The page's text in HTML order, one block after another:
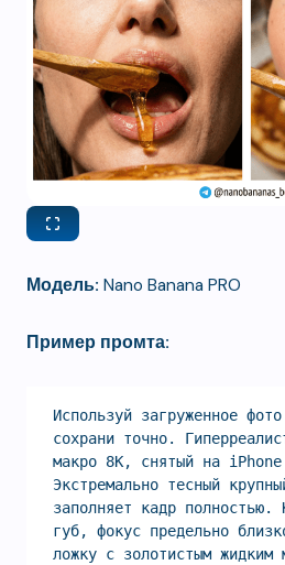
Модель: Nano Banana PRO
Пример промта:
Используй загруженное
сохрани точно.
макро 8K, снятый на
Экстремально тесный
заполняет кадр полностью.
губ, фокус предельно
ложку с золотистым жидким